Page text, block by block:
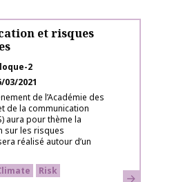
et risques
2
03/2021
de l’Académie des
de la communication
aura pour thème la
sur les risques
réalisé autour d’un
Risk Learn more